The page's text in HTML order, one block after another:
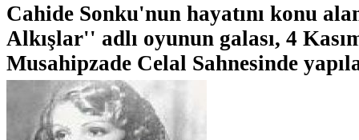
Cahide Sonku'nun hayatını konu
Alkışlar'' adlı oyunun galası, 4
Musahipzade Celal Sahnesinde